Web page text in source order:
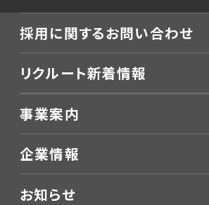
採用に関するお問い合わせ
リクルート新着情報
事業案内
企業情報
お知らせ